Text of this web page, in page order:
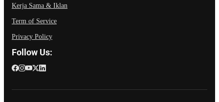
Kerja Sama & Iklan
Term of Service
Privacy Policy
Follow Us: